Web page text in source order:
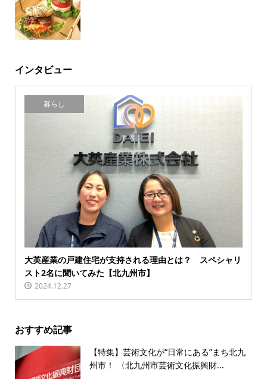
インタビュー
暮らし
大英産業の戸建住宅が支持される理由とは？ スペシャリ
スト2名に聞いてみた【北九州市】
2024.12.27
おすすめ記事
【特集】芸術文化が“日常にある”まち北九
州市！ 〈北九州市芸術文化振興財...